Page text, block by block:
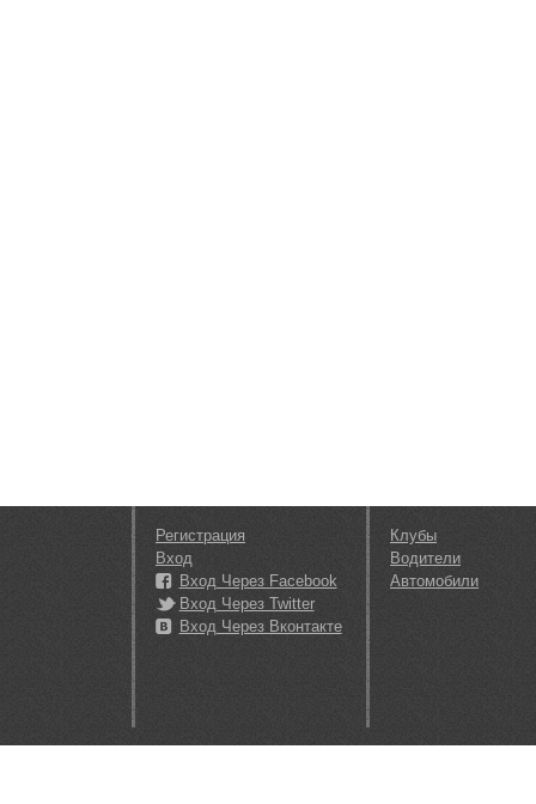
Регистрация
Вход
Вход Через Facebook
Вход Через Twitter
Вход Через Вконтакте
Клубы
Водители
Автомобили